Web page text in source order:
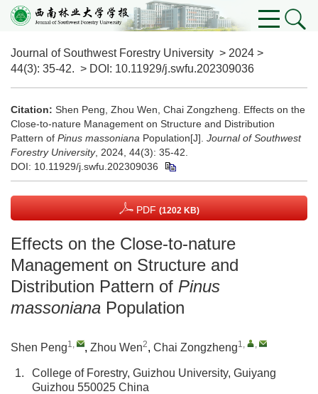
Journal of Southwest Forestry University > 2024 >
44(3): 35-42. > DOI: 10.11929/j.swfu.202309036
Citation: Shen Peng, Zhou Wen, Chai Zongzheng. Effects on the
Close-to-nature Management on Structure and Distribution
Pattern of Pinus massoniana Population[J]. Journal of Southwest
Forestry University, 2024, 44(3): 35-42.
DOI: 10.11929/j.swfu.202309036
PDF (1202 KB)
Effects on the Close-to-nature
Management on Structure and
Distribution Pattern of Pinus
massoniana Population
Shen Peng1, , Zhou Wen2, Chai Zongzheng1, ,
1.
College of Forestry, Guizhou University, Guiyang
Guizhou 550025 China